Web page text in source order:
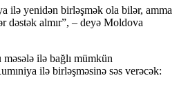
ilə yenidən birləşmək ola bilər, amma
dəstək almır”, – deyə Moldova
ilə bağlı mümkün
ilə birləşməsinə səs verəcək: